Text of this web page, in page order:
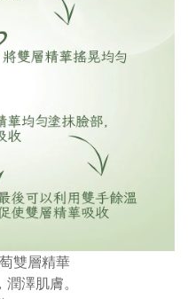
雙層精華
澤肌膚。